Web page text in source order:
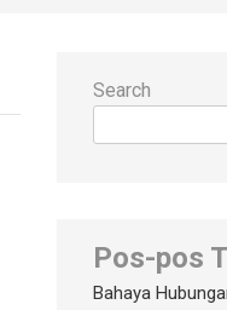
Search
Pos-pos
Bahaya